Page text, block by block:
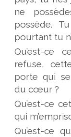
ne
possède.
pourtant tu
Qu’est-ce
refuse,
porte qui se
du cœur ?
Qu’est-ce
qui
Qu’est-ce